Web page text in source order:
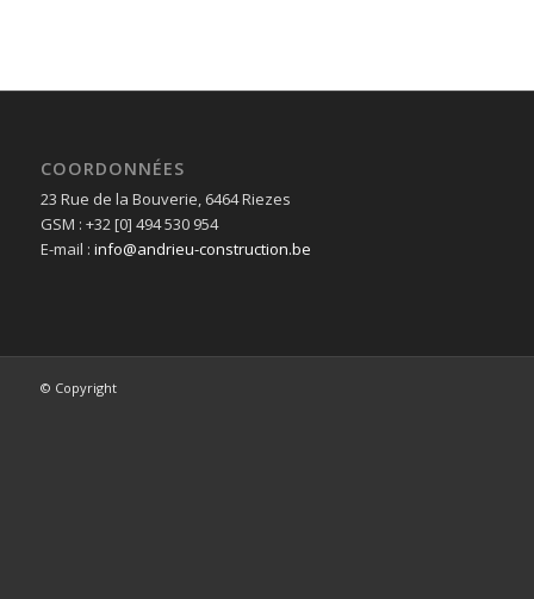
COORDONNÉES
23 Rue de la Bouverie, 6464 Riezes
GSM : +32 [0] 494 530 954
E-mail : info@andrieu-construction.be
© Copyright